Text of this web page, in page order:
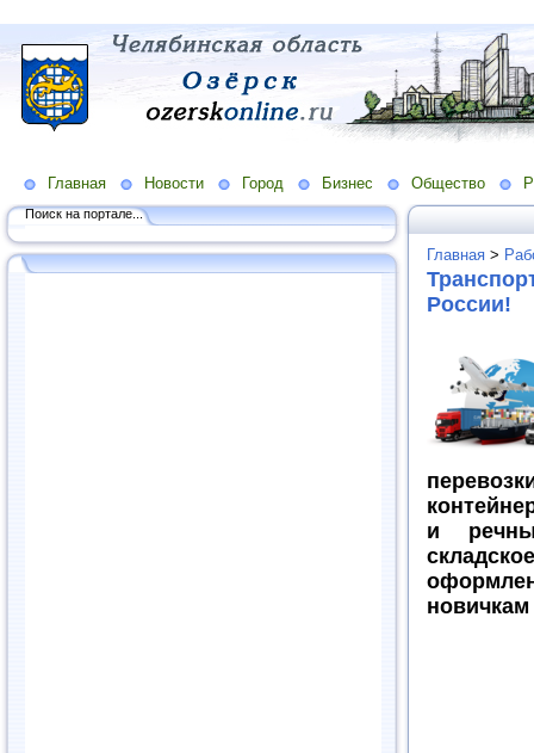
Главная Новости Город Бизнес Общество
Поиск на портале...
Главная >
России!
и
новичкам